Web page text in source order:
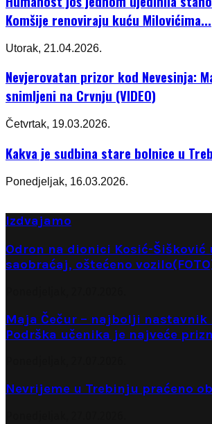
Komšije renoviraju kuću Milovićima...
Utorak, 21.04.2026.
Nevjerovatan prizor kod Nevesinja:
snimljeni na Crvnju (VIDEO)
Četvrtak, 19.03.2026.
Kakva je sudbina stare bolnice u
Ponedjeljak, 16.03.2026.
Izdvajamo
Odron na dionici Kosić-Šišković
saobraćaj, oštećeno
Maja Čečur – najbolji nastavnik
Podrška učenika je najveće
Nevrijeme u Trebinju praćeno